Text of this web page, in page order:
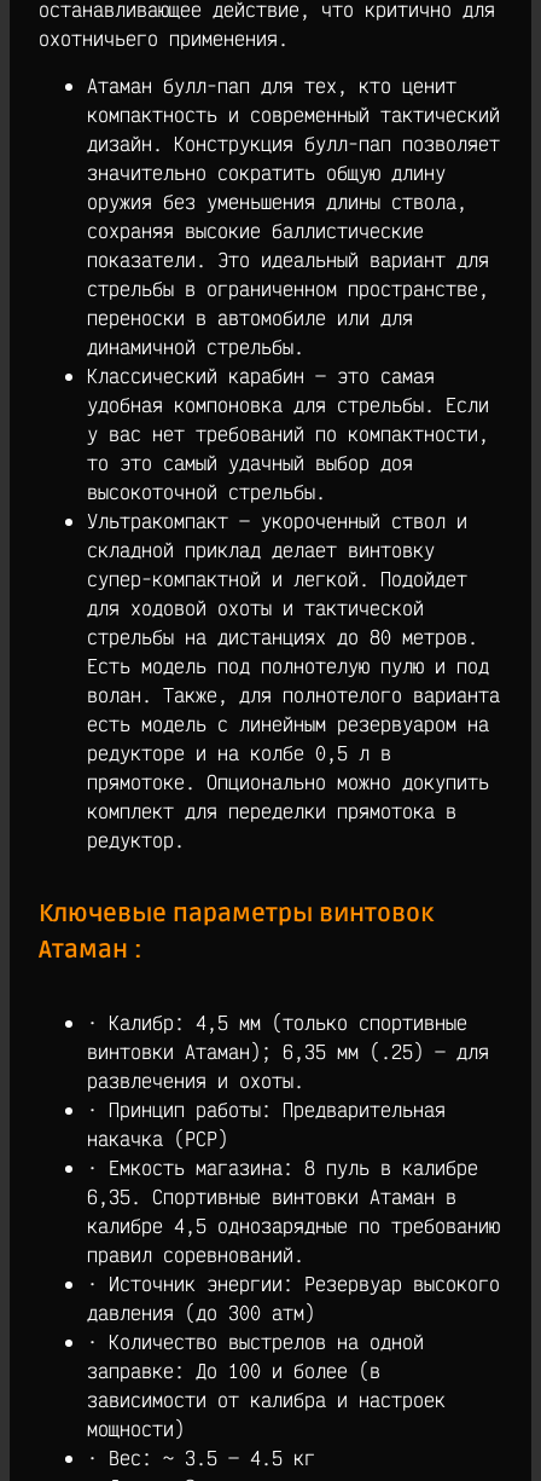
останавливающее действие, что критично для
охотничьего применения.
Атаман булл-пап для тех, кто ценит
компактность и современный тактический
дизайн. Конструкция булл-пап позволяет
значительно сократить общую длину
оружия без уменьшения длины ствола,
сохраняя высокие баллистические
показатели. Это идеальный вариант для
стрельбы в ограниченном пространстве,
переноски в автомобиле или для
динамичной стрельбы.
Классический карабин — это самая
удобная компоновка для стрельбы. Если
у вас нет требований по компактности,
то это самый удачный выбор доя
высокоточной стрельбы.
Ультракомпакт — укороченный ствол и
складной приклад делает винтовку
супер-компактной и легкой. Подойдет
для ходовой охоты и тактической
стрельбы на дистанциях до 80 метров.
Есть модель под полнотелую пулю и под
волан. Также, для полнотелого варианта
есть модель с линейным резервуаром на
редукторе и на колбе 0,5 л в
прямотоке. Опционально можно докупить
комплект для переделки прямотока в
редуктор.
Ключевые параметры винтовок
Атаман :
· Калибр: 4,5 мм (только спортивные
винтовки Атаман); 6,35 мм (.25) — для
развлечения и охоты.
· Принцип работы: Предварительная
накачка (PCP)
· Емкость магазина: 8 пуль в калибре
6,35. Спортивные винтовки Атаман в
калибре 4,5 однозарядные по требованию
правил соревнований.
· Источник энергии: Резервуар высокого
давления (до 300 атм)
· Количество выстрелов на одной
заправке: До 100 и более (в
зависимости от калибра и настроек
мощности)
· Вес: ~ 3.5 — 4.5 кг